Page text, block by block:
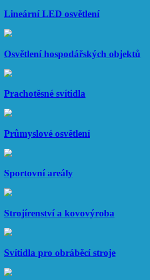
Lineární LED osvětlení
Osvětlení hospodářských objektů
Prachotěsné svítidla
Průmyslové osvětlení
Sportovní areály
Strojírenství a kovovýroba
Svítidla pro obráběcí stroje